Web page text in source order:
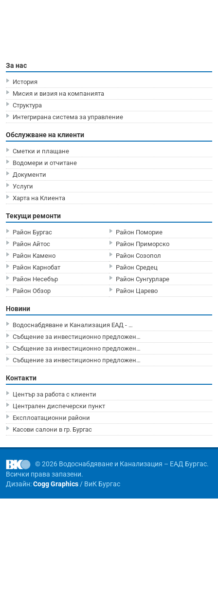
За нас
История
Мисия и визия на компанията
Структура
Интегрирана система за управление
Обслужване на клиенти
Сметки и плащане
Водомери и отчитане
Документи
Услуги
Харта на Клиента
Текущи ремонти
Район Бургас
Район Айтос
Район Камено
Район Карнобат
Район Несебър
Район Обзор
Район Поморие
Район Приморско
Район Созопол
Район Средец
Район Сунгурларе
Район Царево
Новини
Водоснабдяване и Канализация ЕАД - …
Събщение за инвестиционно предложен…
Събщение за инвестиционно предложен…
Събщение за инвестиционно предложен…
Контакти
Център за работа с клиенти
Централен диспечерски пункт
Експлоатационни райони
Касови салони в гр. Бургас
© 2026 Водоснабдяване и Канализация – ЕАД Бургас.
Всички права запазени.
Дизайн:Cogg Graphics/ ВиК Бургас